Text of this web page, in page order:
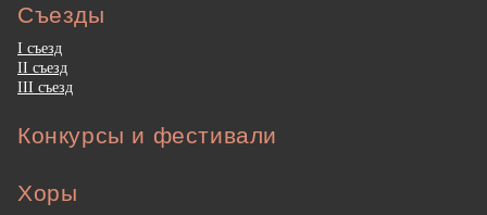
Съезды
I съезд
II съезд
III съезд
Конкурсы и фестивали
Хоры